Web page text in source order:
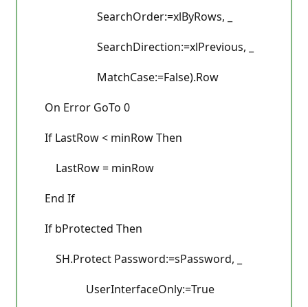
SearchOrder:=xlByRows, _
SearchDirection:=xlPrevious, _
MatchCase:=False).Row
On Error GoTo 0
If LastRow < minRow Then
LastRow = minRow
End If
If bProtected Then
SH.Protect Password:=sPassword, _
UserInterfaceOnly:=True